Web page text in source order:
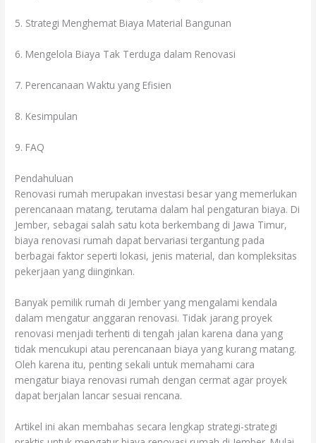
5. Strategi Menghemat Biaya Material Bangunan
6. Mengelola Biaya Tak Terduga dalam Renovasi
7. Perencanaan Waktu yang Efisien
8. Kesimpulan
9. FAQ
Pendahuluan
Renovasi rumah merupakan investasi besar yang memerlukan
perencanaan matang, terutama dalam hal pengaturan biaya. Di
Jember, sebagai salah satu kota berkembang di Jawa Timur,
biaya renovasi rumah dapat bervariasi tergantung pada
berbagai faktor seperti lokasi, jenis material, dan kompleksitas
pekerjaan yang diinginkan.
Banyak pemilik rumah di Jember yang mengalami kendala
dalam mengatur anggaran renovasi. Tidak jarang proyek
renovasi menjadi terhenti di tengah jalan karena dana yang
tidak mencukupi atau perencanaan biaya yang kurang matang.
Oleh karena itu, penting sekali untuk memahami cara
mengatur biaya renovasi rumah dengan cermat agar proyek
dapat berjalan lancar sesuai rencana.
Artikel ini akan membahas secara lengkap strategi-strategi